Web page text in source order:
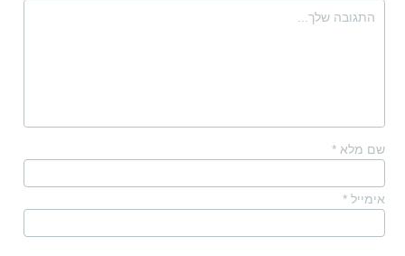
שם מלא *
אימייל *